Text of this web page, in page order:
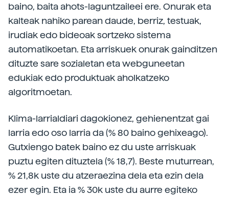
baino, baita ahots-laguntzaileei ere. Onurak eta
kalteak nahiko parean daude, berriz, testuak,
irudiak edo bideoak sortzeko sistema
automatikoetan. Eta arriskuek onurak gainditzen
dituzte sare sozialetan eta webguneetan
edukiak edo produktuak aholkatzeko
algoritmoetan.
Klima-larrialdiari dagokionez, gehienentzat gai
larria edo oso larria da (% 80 baino gehixeago).
Gutxiengo batek baino ez du uste arriskuak
puztu egiten dituztela (% 18,7). Beste muturrean,
% 21,8k uste du atzeraezina dela eta ezin dela
ezer egin. Eta ia % 30k uste du aurre egiteko